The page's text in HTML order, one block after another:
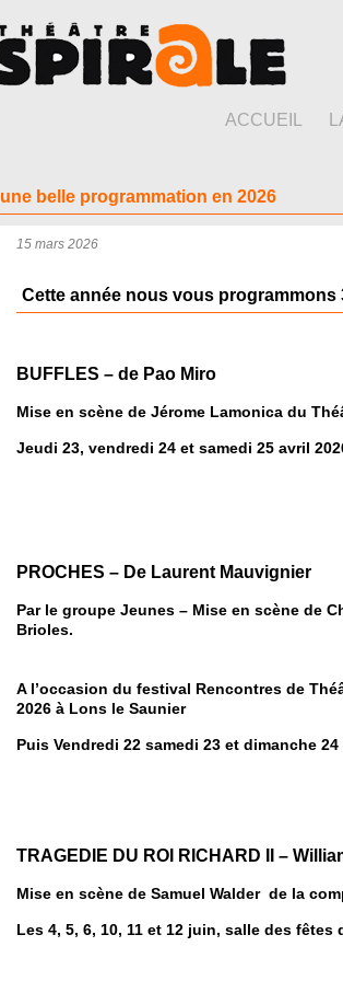
ACCUEIL
une belle programmation en 2026
15 mars 2026
Cette année nous vous programmons
BUFFLES – de Pao Miro
Mise en scène de Jérome Lamonica du
Jeudi 23, vendredi 24 et samedi 25 avril
PROCHES – De Laurent Mauvignier
Par le groupe Jeunes – Mise en scène de
Brioles.
A l’occasion du festival Rencontres de
2026 à Lons le Saunier
Puis Vendredi 22 samedi 23 et dimanche
TRAGEDIE DU ROI RICHARD II –
Mise en scène de Samuel Walder de la
Les 4, 5, 6, 10, 11 et 12 juin, salle des fêtes